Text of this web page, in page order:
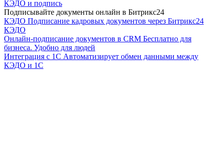
КЭДО и подпись
Подписывайте документы онлайн в Битрикс24
КЭДО Подписание кадровых документов через Битрикс24
КЭДО
Онлайн-подписание документов в CRM Бесплатно для
бизнеса. Удобно для людей
Интеграция с 1С Автоматизирует обмен данными между
КЭДО и 1С